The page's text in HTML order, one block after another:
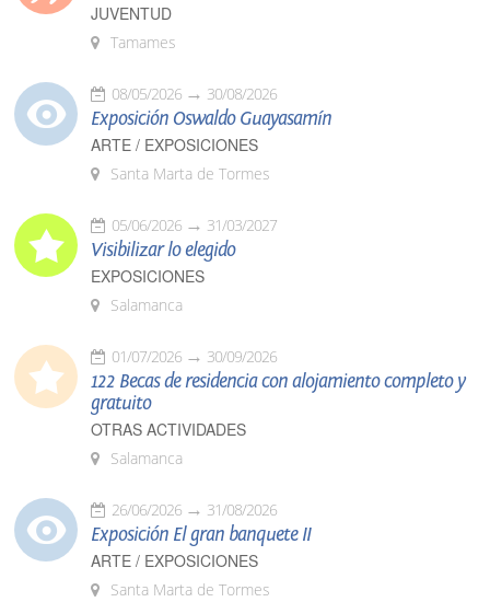
JUVENTUD
Tamames
08/05/2026 30/08/2026
Exposición Oswaldo Guayasamín
ARTE / EXPOSICIONES
Santa Marta de Tormes
05/06/2026 31/03/2027
Visibilizar lo elegido
EXPOSICIONES
Salamanca
01/07/2026 30/09/2026
122 Becas de residencia con alojamiento completo y
gratuito
OTRAS ACTIVIDADES
Salamanca
26/06/2026 31/08/2026
Exposición El gran banquete II
ARTE / EXPOSICIONES
Santa Marta de Tormes